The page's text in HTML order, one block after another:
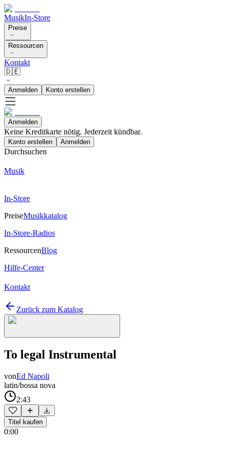
MusikIn-Store
Preise
Ressourcen
Kontakt
🇩🇪
Anmelden Konto erstellen
Anmelden
Keine Kreditkarte nötig. Jederzeit kündbar.
Konto erstellen Anmelden
Durchsuchen
Musik
In-Store
PreiseMusikkatalog
In-Store-Radios
RessourcenBlog
Hilfe-Center
Kontakt
Zurück zum Katalog
To legal Instrumental
vonEd Napoli
latin/bossa nova
2:43
Titel kaufen
0:00